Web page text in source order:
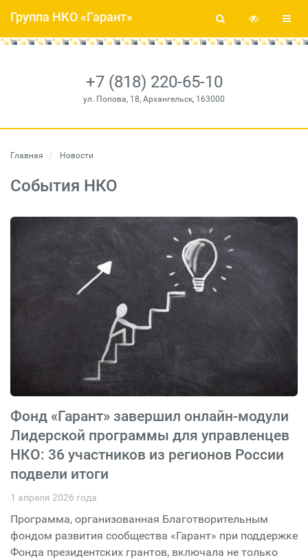
+7 (818) 220-65-10
ул. Попова, 18, Архангельск, 163000
Группа НКО «Гарант»
Главная Новости
События НКО
Фонд «Гарант» завершил онлайн-модули
Лидерской программы для управленцев
НКО: 36 участников из регионов России
подвели итоги
1 апреля 2026 года
Программа, организованная Благотворительным
фондом развития сообщества «Гарант» при поддержке
Фонда президентских грантов, включала не только